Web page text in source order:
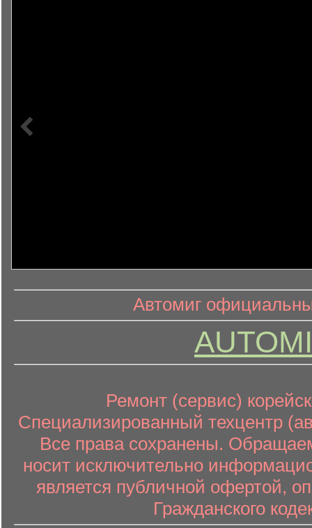
информационный контент
Автомиг
Ремонт (сервис)
Специализированный техцентр
Все права сохранены.
носит исключительно
является публичной офертой,
Гражданского